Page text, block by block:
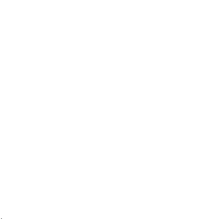
موجهه للألعاب الثقيله وهى هواتف رائعه ومميزة بمكوناتها التكنولوجيه التى تاتى بها وبسعرها المناسب .